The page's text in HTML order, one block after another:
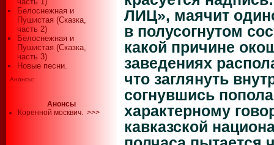
Белоснежная и
Пушистая (Сказка,
часть 2)
Белоснежная и
Пушистая (Сказка,
часть 3)
Новые песни.
Анонсы:
Анонсы
Коренной москвич. >>>
ЛИЦ», маячит
в полусогнутом
какой причине
заведениях
что заглянуть
согнувшись
характерному
кавказской